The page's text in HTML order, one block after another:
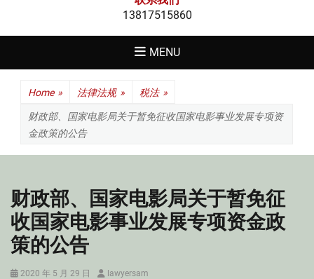
13817515860
MENU
Home » 法律法规 » 税法 »
财政部、国家电影局关于暂免征收国家电影事业发展专项资
金政策的公告
财政部、国家电影局关于暂免征
收国家电影事业发展专项资金政
策的公告
Posted
2020 年 5 月 29 日 Authorlawyersam